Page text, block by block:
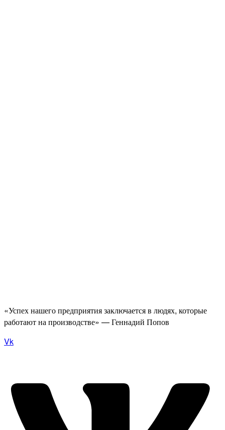
«Успех нашего предприятия заключается в людях, которые
работают на производстве» — Геннадий Попов
Vk